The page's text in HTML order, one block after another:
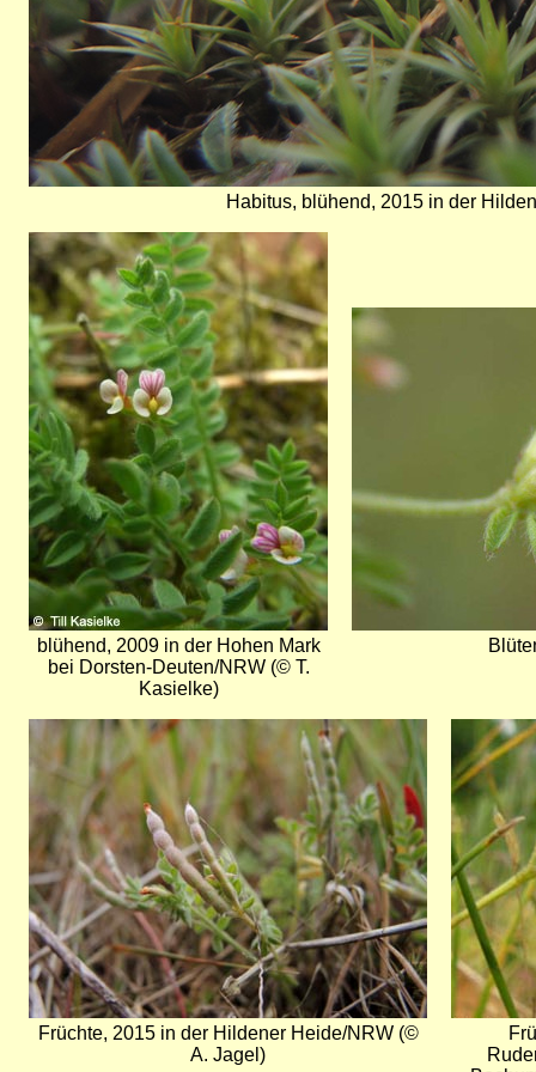
Habitus, blühend, 2015 in der
Bild
blühend, 2009 in der Hohen Mark
bei Dorsten-Deuten/NRW (© T.
Kasielke)
Bild
Bild
Früchte, 2015 in der Hildener Heide/NRW (©
A. Jagel)